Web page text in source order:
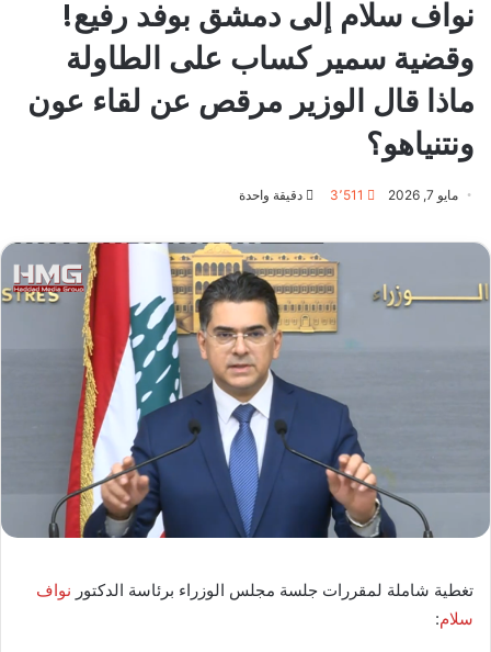
نواف سلام إلى دمشق بوفد رفيع!
وقضية سمير كساب على الطاولة
ماذا قال الوزير مرقص عن لقاء عون
ونتنياهو؟
مايو 7, 2026 3٬511 دقيقة واحدة
تغطية شاملة لمقررات جلسة مجلس الوزراء برئاسة الدكتور نواف
سلام: